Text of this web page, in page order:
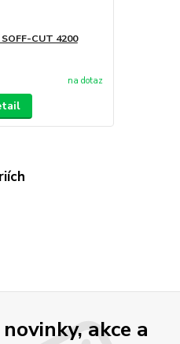
CUT 4200
na dotaz
akce a